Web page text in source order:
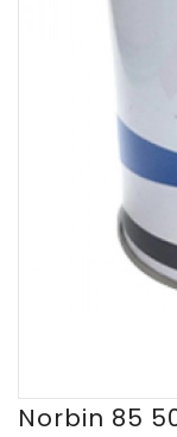
Norbin 85